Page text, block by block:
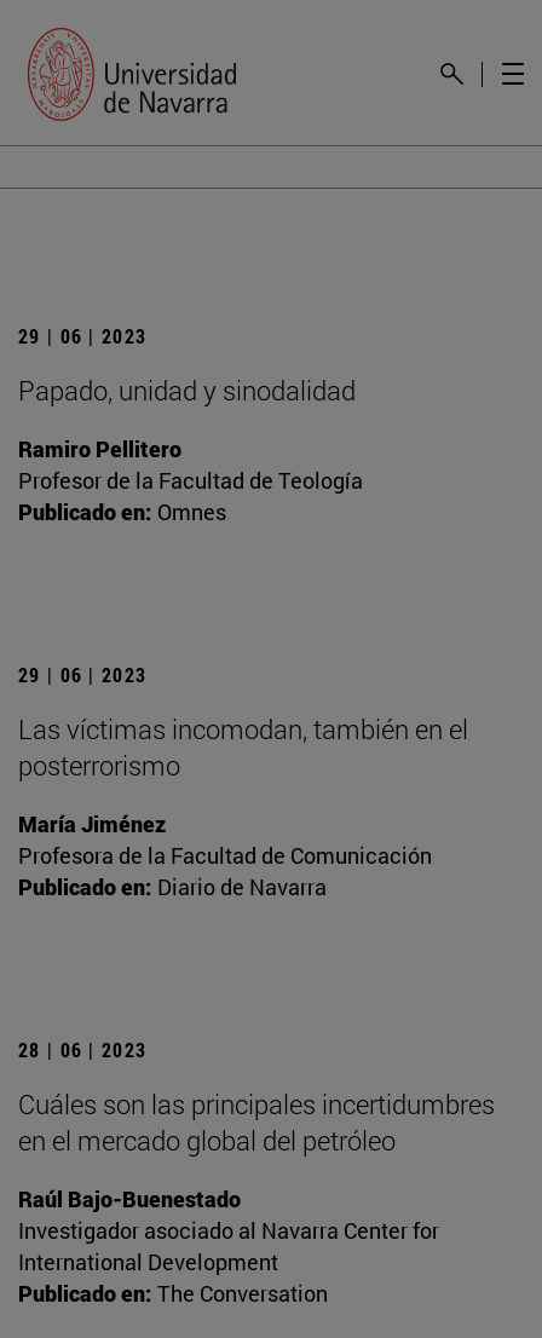
29 | 06 | 2023
Papado, unidad y sinodalidad
Ramiro Pellitero
Profesor de la Facultad de Teología
Publicado en: Omnes
29 | 06 | 2023
Las víctimas incomodan, también en el
posterrorismo
María Jiménez
Profesora de la Facultad de Comunicación
Publicado en: Diario de Navarra
28 | 06 | 2023
Cuáles son las principales incertidumbres
en el mercado global del petróleo
Raúl Bajo-Buenestado
Investigador asociado al Navarra Center for
International Development
Publicado en: The Conversation